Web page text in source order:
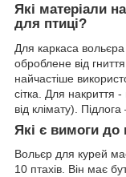
Які матеріали
для птиці?
Для каркаса
оброблене від
найчастіше
сітка. Для накриття
від клімату).
Які є вимоги
Вольєр для курей
10 птахів. Він має